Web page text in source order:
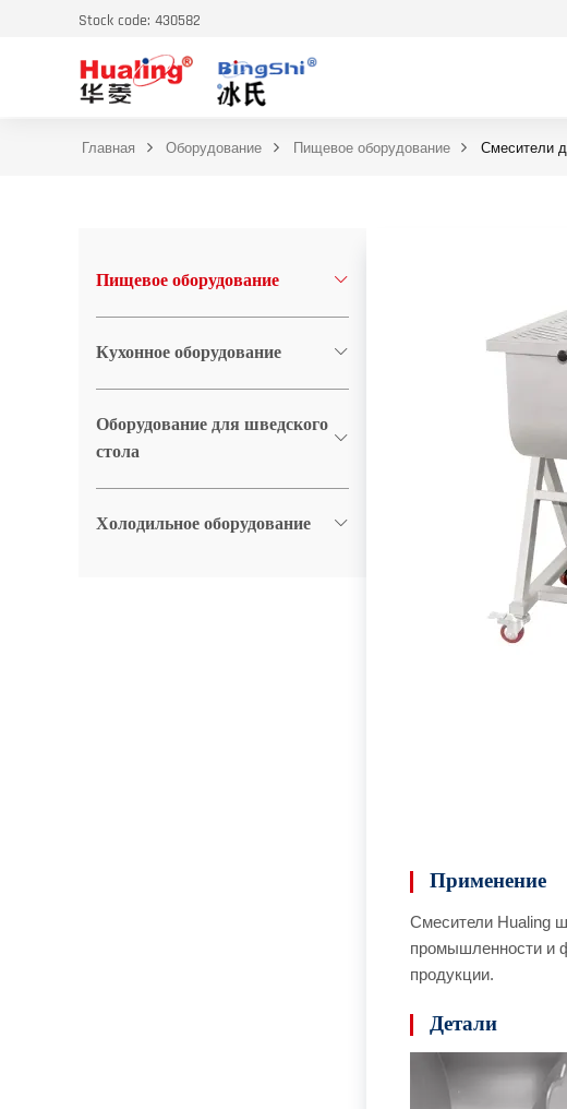
Stock code: 430582
Главная Оборудование Пищевое оборудование Смесители
Применение
Смесители Hualing
промышленности и
продукции.
Детали
Пищевое оборудование
Кухонное оборудование
Оборудование для шведского
стола
Холодильное оборудование